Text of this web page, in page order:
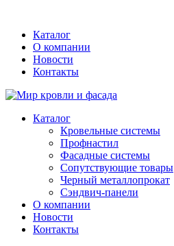
Каталог
О компании
Новости
Контакты
Каталог
Кровельные системы
Профнастил
Фасадные системы
Сопутствующие товары
Черный металлопрокат
Сэндвич-панели
О компании
Новости
Контакты